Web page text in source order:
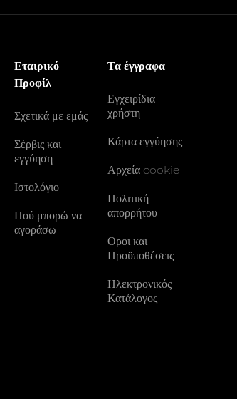
Εταιρικό
Προφίλ
Σχετικά με εμάς
Σέρβις και
εγγύηση
Ιστολόγιο
Πού μπορώ να
αγοράσω
Τα έγγραφα
Εγχειρίδια
χρήστη
Κάρτα εγγύησης
Αρχεία cookie
Πολιτική
απορρήτου
Οροι και
Προϋποθέσεις
Ηλεκτρονικός
Κατάλογος